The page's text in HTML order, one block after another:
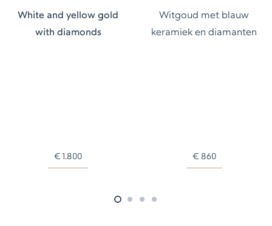
White and yellow gold
with diamonds
€ 1.800
Witgoud met blauw
keramiek en diamanten
€ 860